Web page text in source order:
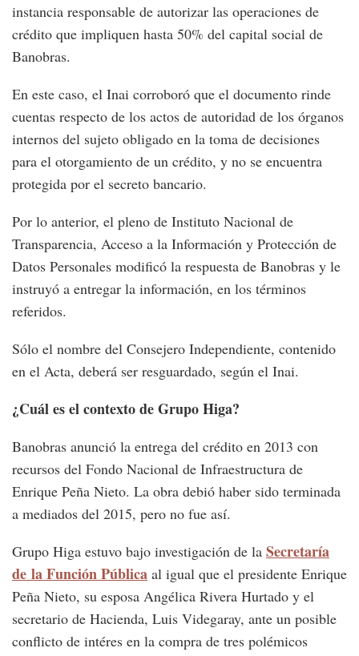
instancia responsable de autorizar las operaciones de
crédito que impliquen hasta 50% del capital social de
Banobras.
En este caso, el Inai corroboró que el documento rinde
cuentas respecto de los actos de autoridad de los órganos
internos del sujeto obligado en la toma de decisiones
para el otorgamiento de un crédito, y no se encuentra
protegida por el secreto bancario.
Por lo anterior, el pleno de Instituto Nacional de
Transparencia, Acceso a la Información y Protección de
Datos Personales modificó la respuesta de Banobras y le
instruyó a entregar la información, en los términos
referidos.
Sólo el nombre del Consejero Independiente, contenido
en el Acta, deberá ser resguardado, según el Inai.
¿Cuál es el contexto de Grupo Higa?
Banobras anunció la entrega del crédito en 2013 con
recursos del Fondo Nacional de Infraestructura de
Enrique Peña Nieto. La obra debió haber sido terminada
a mediados del 2015, pero no fue así.
Grupo Higa estuvo bajo investigación de la Secretaría
de la Función Pública al igual que el presidente Enrique
Peña Nieto, su esposa Angélica Rivera Hurtado y el
secretario de Hacienda, Luis Videgaray, ante un posible
conflicto de intéres en la compra de tres polémicos